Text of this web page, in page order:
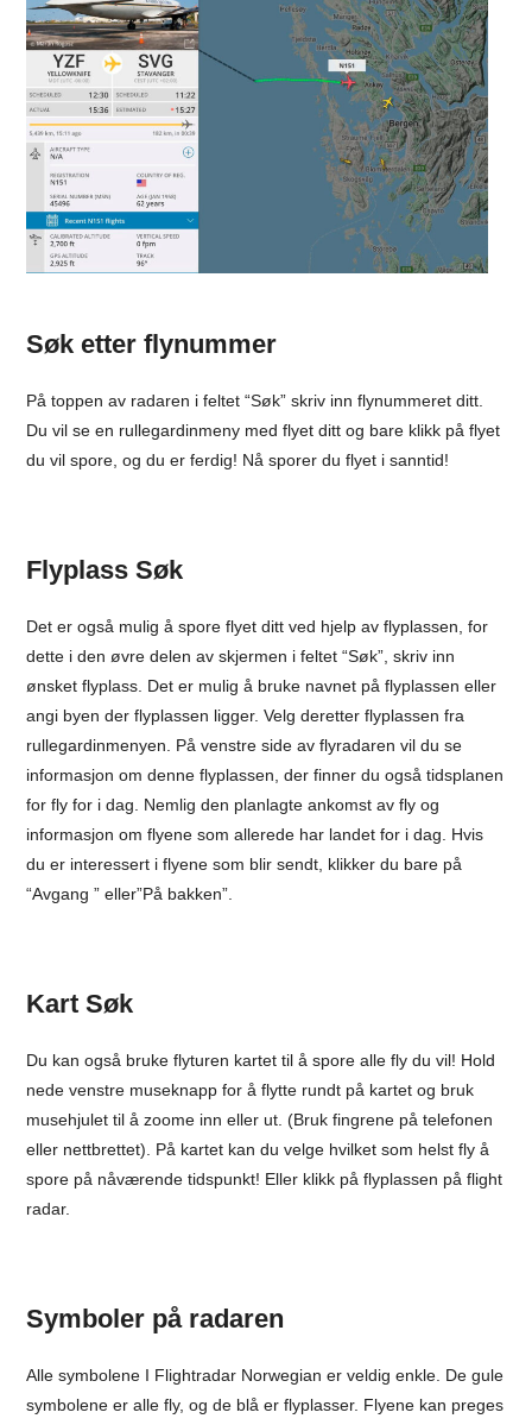
Søk etter flynummer
På toppen av radaren i feltet “Søk” skriv inn flynummeret ditt.
Du vil se en rullegardinmeny med flyet ditt og bare klikk på flyet
du vil spore, og du er ferdig! Nå sporer du flyet i sanntid!
Flyplass Søk
Det er også mulig å spore flyet ditt ved hjelp av flyplassen, for
dette i den øvre delen av skjermen i feltet “Søk”, skriv inn
ønsket flyplass. Det er mulig å bruke navnet på flyplassen eller
angi byen der flyplassen ligger. Velg deretter flyplassen fra
rullegardinmenyen. På venstre side av flyradaren vil du se
informasjon om denne flyplassen, der finner du også tidsplanen
for fly for i dag. Nemlig den planlagte ankomst av fly og
informasjon om flyene som allerede har landet for i dag. Hvis
du er interessert i flyene som blir sendt, klikker du bare på
“Avgang ” eller”På bakken”.
Kart Søk
Du kan også bruke flyturen kartet til å spore alle fly du vil! Hold
nede venstre museknapp for å flytte rundt på kartet og bruk
musehjulet til å zoome inn eller ut. (Bruk fingrene på telefonen
eller nettbrettet). På kartet kan du velge hvilket som helst fly å
spore på nåværende tidspunkt! Eller klikk på flyplassen på flight
radar.
Symboler på radaren
Alle symbolene I Flightradar Norwegian er veldig enkle. De gule
symbolene er alle fly, og de blå er flyplasser. Flyene kan preges